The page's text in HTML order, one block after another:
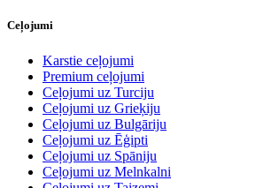
Ceļojumi
Karstie ceļojumi
Premium ceļojumi
Ceļojumi uz Turciju
Ceļojumi uz Grieķiju
Ceļojumi uz Bulgāriju
Ceļojumi uz Ēģipti
Ceļojumi uz Spāniju
Ceļojumi uz Melnkalni